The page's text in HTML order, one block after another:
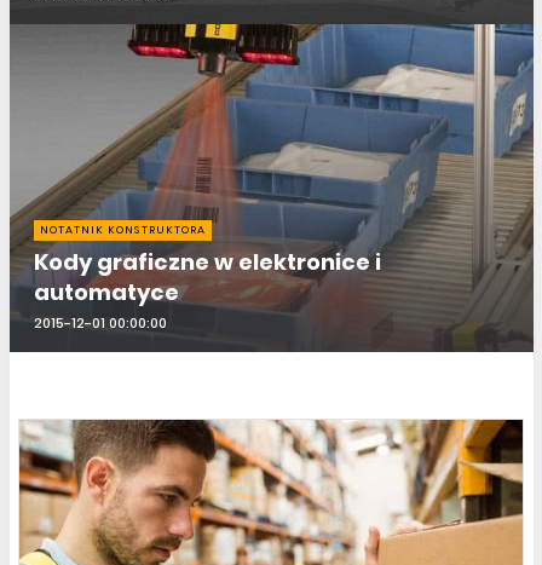
NOTATNIK KONSTRUKTORA
Kody graficzne w elektronice i
automatyce
2015-12-01 00:00:00